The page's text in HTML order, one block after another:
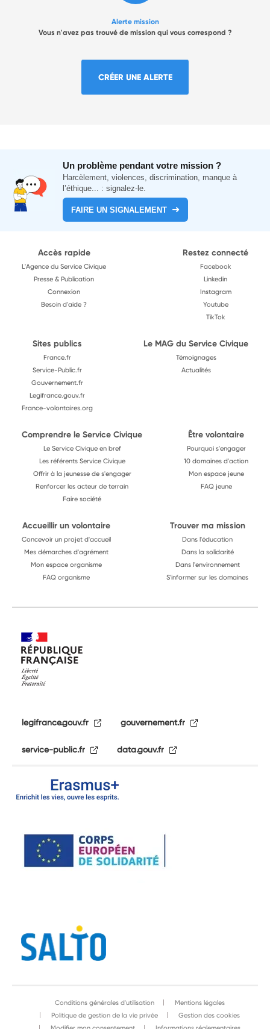
Alerte mission
Vous n'avez pas trouvé de mission qui vous correspond ?
CRÉER UNE ALERTE
Un problème pendant votre mission ?
Harcèlement, violences, discrimination, manque à
l’éthique... : signalez-le.
FAIRE UN SIGNALEMENT
Accès rapide
L'Agence du Service Civique
Presse & Publication
Connexion
Besoin d'aide ?
Restez connecté
Facebook
Linkedin
Instagram
Youtube
TikTok
Sites publics
France.fr
Service-Public.fr
Gouvernement.fr
Legifrance.gouv.fr
France-volontaires.org
Le MAG du Service Civique
Témoignages
Actualités
Comprendre le Service Civique
Le Service Civique en bref
Les référents Service Civique
Offrir à la jeunesse de s'engager
Renforcer les acteur de terrain
Faire société
Être volontaire
Pourquoi s'engager
10 domaines d'action
Mon espace jeune
FAQ jeune
Accueillir un volontaire
Concevoir un projet d'accueil
Mes démarches d'agrément
Mon espace organisme
FAQ organisme
Trouver ma mission
Dans l'éducation
Dans la solidarité
Dans l'environnement
S'informer sur les domaines
legifrance.gouv.fr gouvernement.fr
service-public.fr data.gouv.fr
Conditions générales d'utilisation
Mentions légales
Politique de gestion de la vie privée
Gestion des cookies